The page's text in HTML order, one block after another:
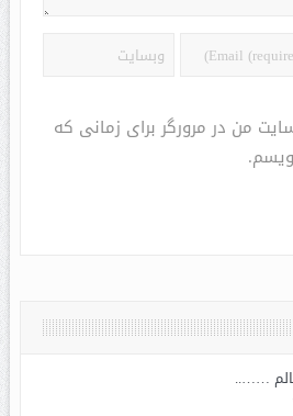
من در مرورگر برای زمانی که
……..